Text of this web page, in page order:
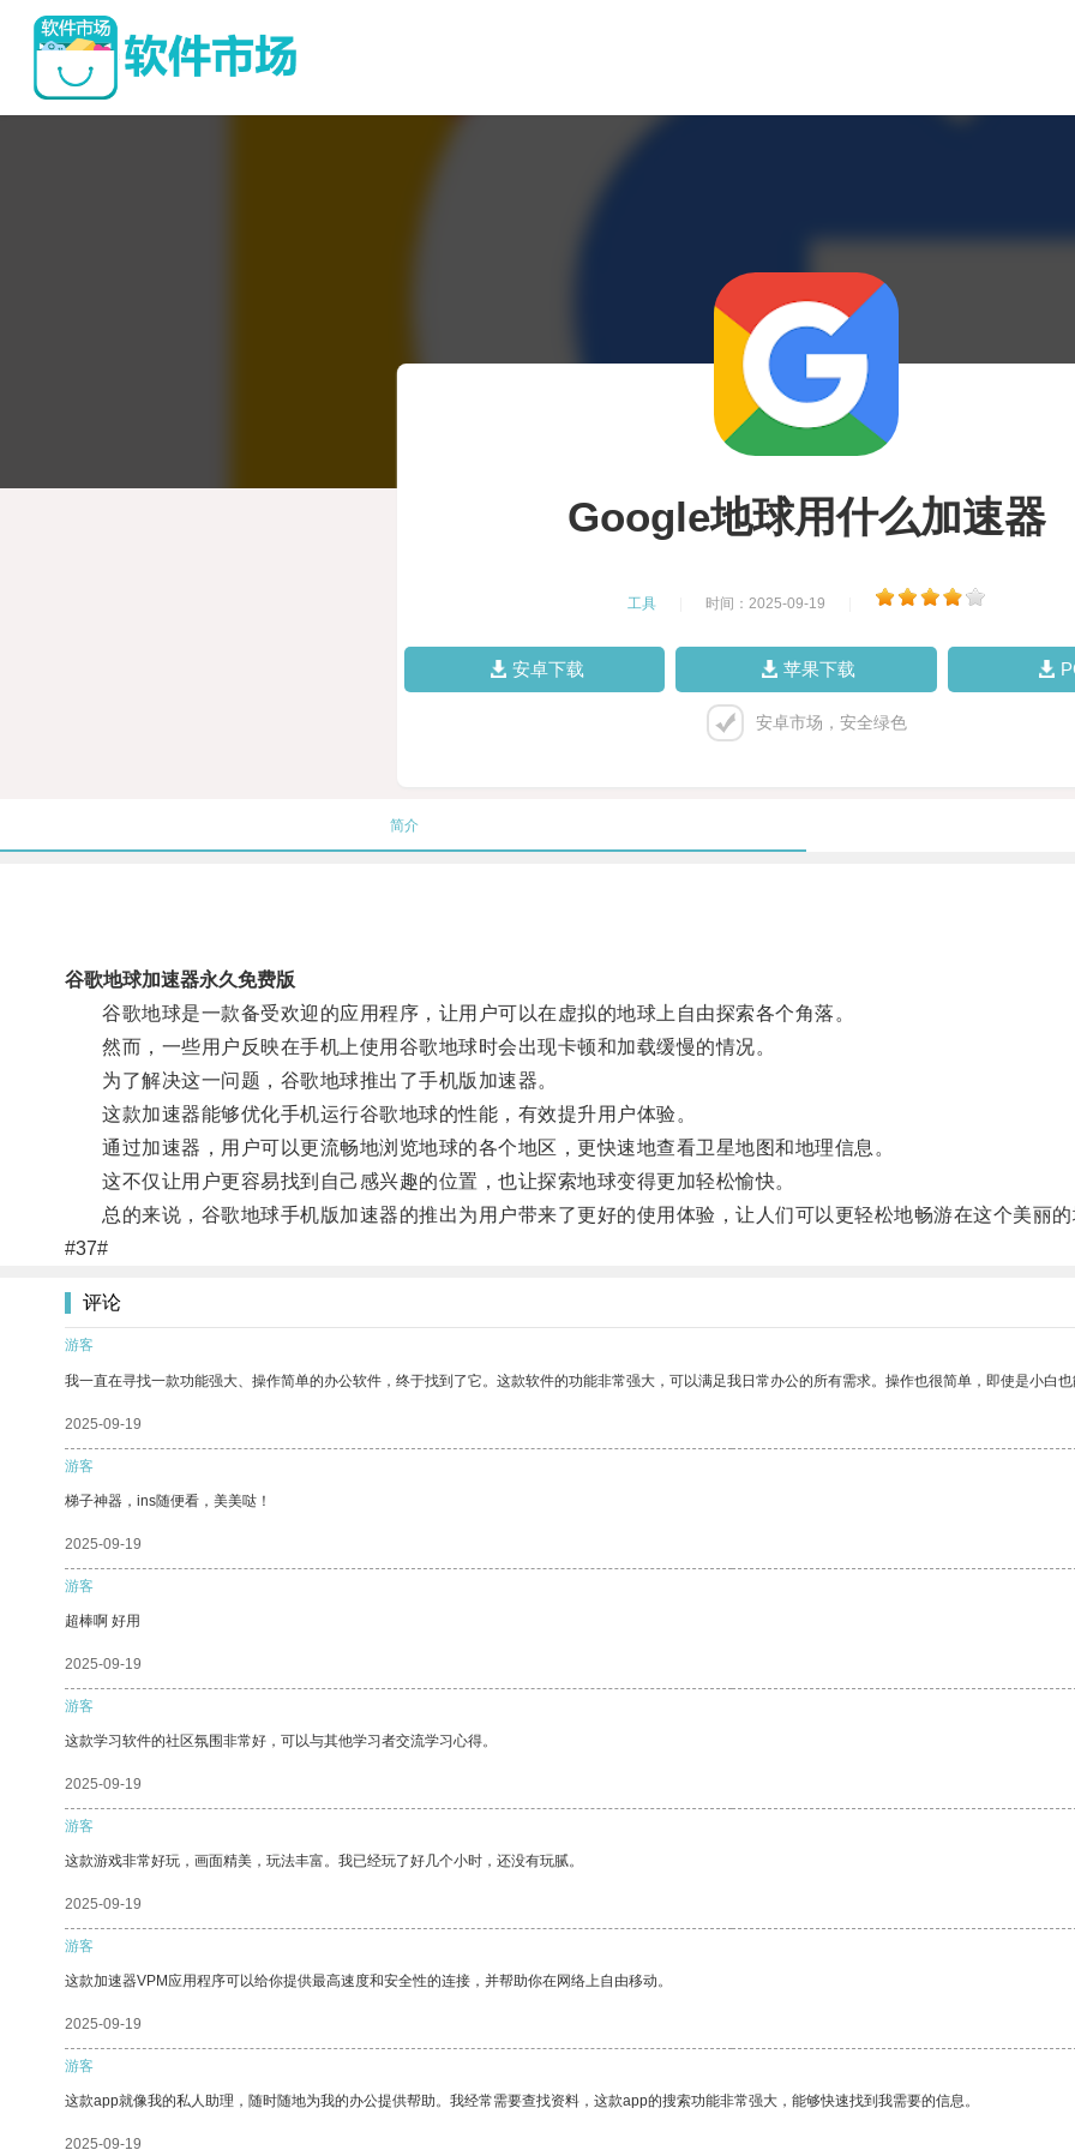
Google地球用什么加速器
工具 时间：2025-09-19
安卓下载 苹果下载
安卓市场，安全绿色
简介
谷歌地球加速器永久免费版
谷歌地球是一款备受欢迎的应用程序，让用户可以在虚拟的地球上自由探索各个角落。
然而，一些用户反映在手机上使用谷歌地球时会出现卡顿和加载缓慢的情况。
为了解决这一问题，谷歌地球推出了手机版加速器。
这款加速器能够优化手机运行谷歌地球的性能，有效提升用户体验。
通过加速器，用户可以更流畅地浏览地球的各个地区，更快速地查看卫星地图和地理信息。
这不仅让用户更容易找到自己感兴趣的位置，也让探索地球变得更加轻松愉快。
总的来说，谷歌地球手机版加速器的推出为用户带来了更好的使用体验，让人们可以更轻松地畅游在这个美丽的
#37#
评论
游客
我一直在寻找一款功能强大、操作简单的办公软件，终于找到了它。这款软件的功能非常强大，可以满足我日常办公的所有需求。操作也很简单，即使是小白也
2025-09-19
游客
梯子神器，ins随便看，美美哒！
2025-09-19
游客
超棒啊 好用
2025-09-19
游客
这款学习软件的社区氛围非常好，可以与其他学习者交流学习心得。
2025-09-19
游客
这款游戏非常好玩，画面精美，玩法丰富。我已经玩了好几个小时，还没有玩腻。
2025-09-19
游客
这款加速器VPM应用程序可以给你提供最高速度和安全性的连接，并帮助你在网络上自由移动。
2025-09-19
游客
这款app就像我的私人助理，随时随地为我的办公提供帮助。我经常需要查找资料，这款app的搜索功能非常强大，能够快速找到我需要的信息。
2025-09-19